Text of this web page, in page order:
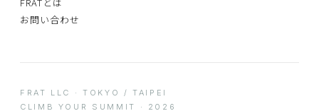
お問い合わせ
FRAT LLC · TOKYO / TAIPEI
CLIMB YOUR SUMMIT · 2026